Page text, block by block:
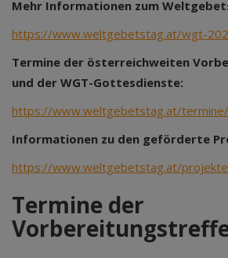
Mehr Informationen zum
https://www.weltgebetstag.at/wgt-
Termine der österreichweiten
und der WGT-Gottesdienste:
https://www.weltgebetstag.at/termine/
Informationen zu den geförderte
https://www.weltgebetstag.at/
Termine der